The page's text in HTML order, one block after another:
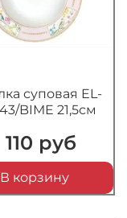
суповая EL-
BIME 21,5см
110 руб
В корзину